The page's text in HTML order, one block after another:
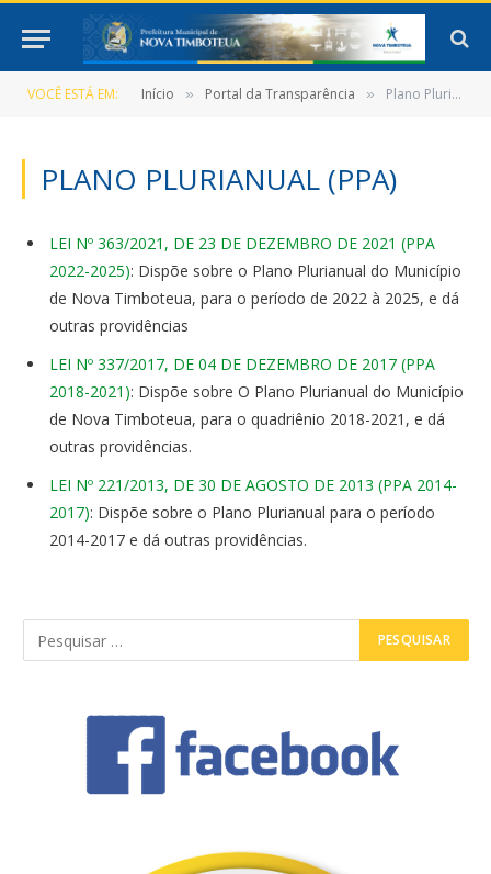
VOCÊ ESTÁ EM: Início » Portal da Transparência » Plano Plurianual (PPA)
PLANO PLURIANUAL (PPA)
LEI Nº 363/2021, DE 23 DE DEZEMBRO DE 2021 (PPA
2022-2025): Dispõe sobre o Plano Plurianual do Município
de Nova Timboteua, para o período de 2022 à 2025, e dá
outras providências
LEI Nº 337/2017, DE 04 DE DEZEMBRO DE 2017 (PPA
2018-2021): Dispõe sobre O Plano Plurianual do Município
de Nova Timboteua, para o quadriênio 2018-2021, e dá
outras providências.
LEI Nº 221/2013, DE 30 DE AGOSTO DE 2013 (PPA 2014-
2017): Dispõe sobre o Plano Plurianual para o período
2014-2017 e dá outras providências.